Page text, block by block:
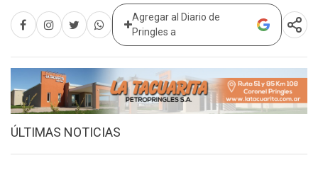
Agregar al Diario de
Pringles a
ÚLTIMAS NOTICIAS